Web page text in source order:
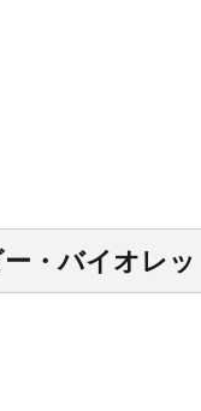
・バイオレッ